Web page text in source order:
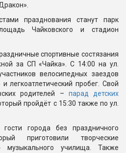
празднования станут парк
Чайковского и стадион
спортивные состязания
за СП «Чайка». С 14:00 на ул.
велосипедных заездов
легкоатлетический пробег. Свой
родителей – парад детских
пройдёт с 15:30 также по ул.
города без праздничного
приготовили творческие
музыкального училища. Также